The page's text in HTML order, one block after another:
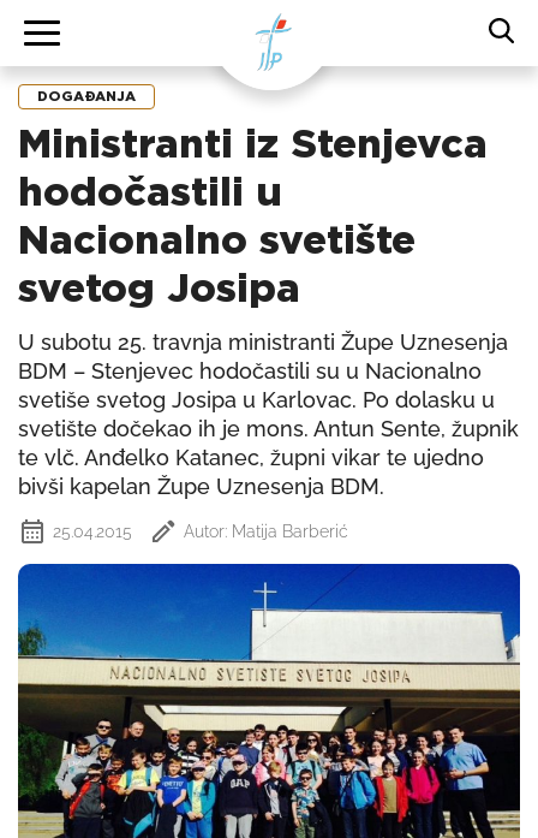
DOGAĐANJA
Ministranti iz Stenjevca
hodočastili u
Nacionalno svetište
svetog Josipa
U subotu 25. travnja ministranti Župe Uznesenja
BDM – Stenjevec hodočastili su u Nacionalno
svetiše svetog Josipa u Karlovac. Po dolasku u
svetište dočekao ih je mons. Antun Sente, župnik
te vlč. Anđelko Katanec, župni vikar te ujedno
bivši kapelan Župe Uznesenja BDM.
25.04.2015 Autor: Matija Barberić